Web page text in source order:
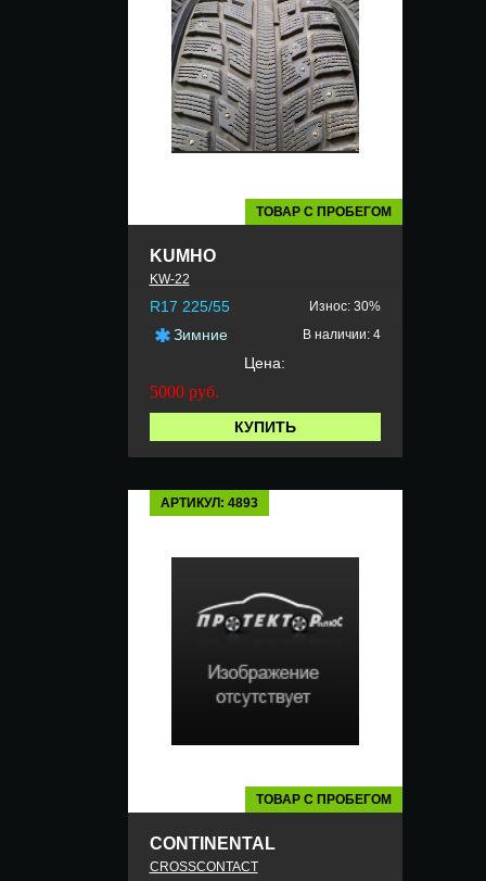
ТОВАР С ПРОБЕГОМ
KUMHO
KW-22
R17 225/55 Износ: 30%
Зимние В наличии: 4
Цена:
5000 руб.
КУПИТЬ
АРТИКУЛ: 4893
ТОВАР С ПРОБЕГОМ
CONTINENTAL
CROSSCONTACT